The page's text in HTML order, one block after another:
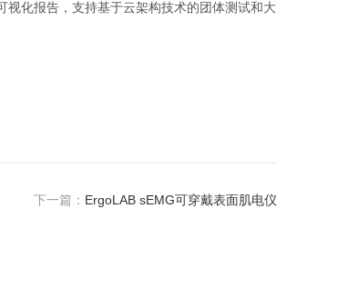
化报告，支持基于云架构技术的团体测试和大
下一篇： ErgoLAB sEMG可穿戴表面肌电仪